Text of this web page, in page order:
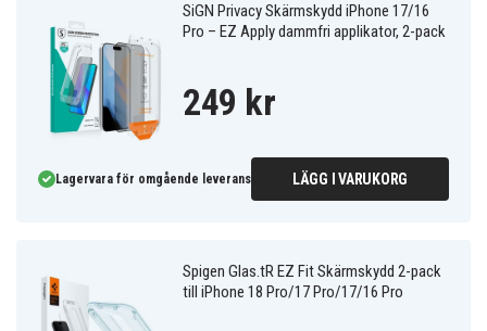
SiGN Privacy Skärmskydd iPhone 17/16
Pro – EZ Apply dammfri applikator, 2-pack
249 kr
Lagervara för omgående leverans LÄGG I VARUKORG
Spigen Glas.tR EZ Fit Skärmskydd 2-pack
till iPhone 18 Pro/17 Pro/17/16 Pro